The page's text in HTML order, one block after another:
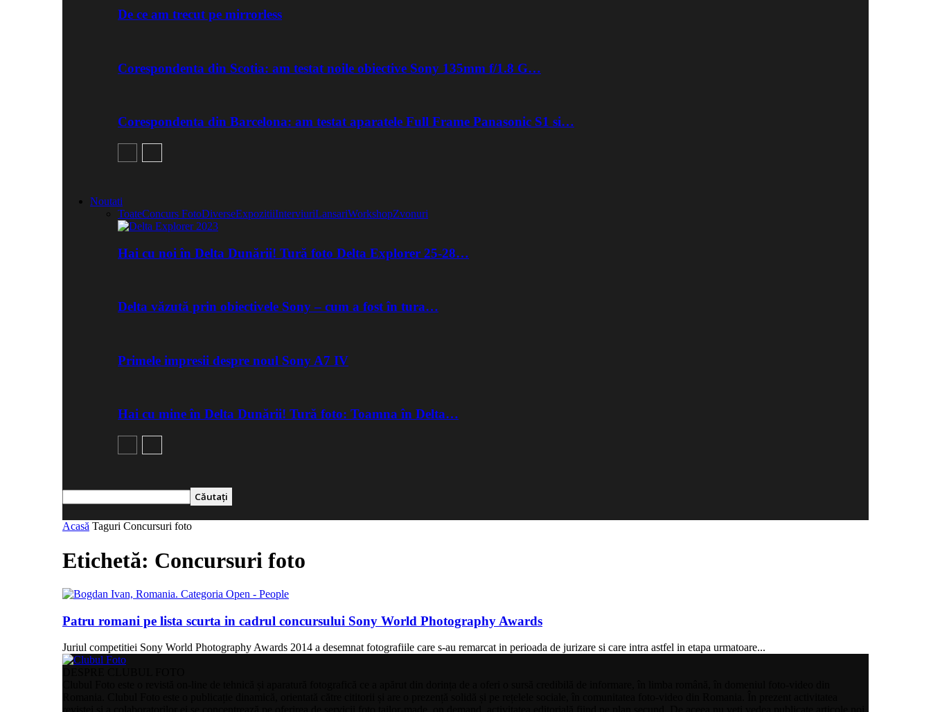
De ce am trecut pe mirrorless
Corespondenta din Scotia: am testat noile obiective Sony 135mm f/1.8 G…
Corespondenta din Barcelona: am testat aparatele Full Frame Panasonic S1 si…
Noutati
ToateConcurs FotoDiverseExpozitiiInterviuriLansariWorkshopZvonuri
Hai cu noi în Delta Dunării! Tură foto Delta Explorer 25-28…
Delta văzută prin obiectivele Sony – cum a fost în tura…
Primele impresii despre noul Sony A7 IV
Hai cu mine în Delta Dunării! Tură foto: Toamna în Delta…
Acasă Taguri Concursuri foto
Etichetă: Concursuri foto
Patru romani pe lista scurta in cadrul concursului Sony World Photography Awards
Juriul competitiei Sony World Photography Awards 2014 a desemnat fotografiile care s-au remarcat in perioada de jurizare si care intra astfel in etapa urmatoare...